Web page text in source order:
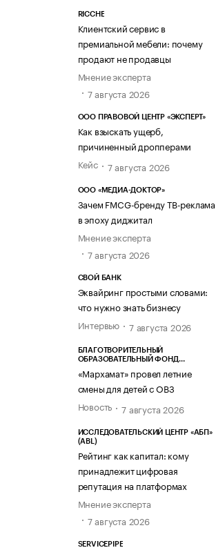
RICCHE
Клиентский сервис в
премиальной мебели: почему
продают не продавцы
Мнение эксперта
7 августа 2026
ООО ПРАВОВОЙ ЦЕНТР «ЭКСПЕРТ»
Как взыскать ущерб,
причиненный дропперами
Кейс
7 августа 2026
ООО «МЕДИА-ДОКТОР»
Зачем FMCG-бренду ТВ-реклама
в эпоху диджитал
Мнение эксперта
7 августа 2026
СВОЙ БАНК
Эквайринг простыми словами:
что нужно знать бизнесу
Интервью
7 августа 2026
БЛАГОТВОРИТЕЛЬНЫЙ
ОБРАЗОВАТЕЛЬНЫЙ ФОНД
«Мархамат» провел летние
смены для детей с ОВЗ
Новость
7 августа 2026
ИССЛЕДОВАТЕЛЬСКИЙ ЦЕНТР «АБП»
(ABL)
Рейтинг как капитал: кому
принадлежит цифровая
репутация на платформах
Мнение эксперта
7 августа 2026
SERVICEPIPE